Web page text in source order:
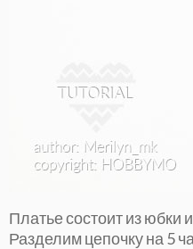
Платье состоит из юбки
Разделим цепочку на 5